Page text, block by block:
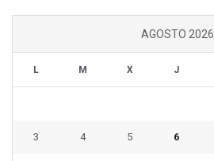
AGOSTO 2026
L M X J
3 4 5 6